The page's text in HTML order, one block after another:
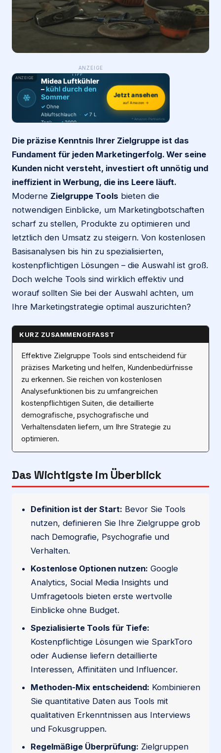
Login
ANZEIGE
ANZEIGE
❄
PRODUKT-
TIPP
Midea Luftkühler
–kühl durch den
Sommer
✓ Ohne
Abluftschlauch · ✓ 7 L
Tank · ✓2000
Jetzt ansehen
auf Amazon →
* Amazon-Partnerlink
Die präzise Kenntnis Ihrer Zielgruppe ist das
Fundament für jeden Marketingerfolg. Wer seine
Kunden nicht versteht, investiert oft unnötig und
ineffizient in Werbung, die ins Leere läuft.
Moderne Zielgruppe Tools bieten die
notwendigen Einblicke, um Marketingbotschaften
scharf zu stellen, Produkte zu optimieren und
letztlich den Umsatz zu steigern. Von kostenlosen
Basisanalysen bis hin zu spezialisierten,
kostenpflichtigen Lösungen – die Auswahl ist groß.
Doch welche Tools sind wirklich effektiv und
worauf sollten Sie bei der Auswahl achten, um
Ihre Marketingstrategie optimal auszurichten?
KURZ ZUSAMMENGEFASST
Effektive Zielgruppe Tools sind entscheidend für
präzises Marketing und helfen, Kundenbedürfnisse
zu erkennen. Sie reichen von kostenlosen
Analysefunktionen bis zu umfangreichen
kostenpflichtigen Suiten, die detaillierte
demografische, psychografische und
Verhaltensdaten liefern, um Ihre Strategie zu
optimieren.
Das Wichtigste im Überblick
Definition ist der Start: Bevor Sie Tools
nutzen, definieren Sie Ihre Zielgruppe grob
nach Demografie, Psychografie und
Verhalten.
Kostenlose Optionen nutzen: Google
Analytics, Social Media Insights und
Umfragetools bieten erste wertvolle
Einblicke ohne Budget.
Spezialisierte Tools für Tiefe:
Kostenpflichtige Lösungen wie SparkToro
oder Audiense liefern detaillierte
Interessen, Affinitäten und Influencer.
Methoden-Mix entscheidend: Kombinieren
Sie quantitative Daten aus Tools mit
qualitativen Erkenntnissen aus Interviews
und Fokusgruppen.
Regelmäßige Überprüfung: Zielgruppen